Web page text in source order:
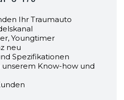
Ihr Traumauto
Youngtimer
neu
Spezifikationen
unserem Know-how und